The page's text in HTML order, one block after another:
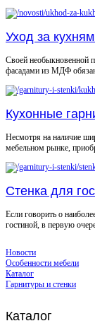
Уход за
Своей необыкновенной
фасадами из МДФ
Кухонные
Несмотря на наличие
мебельном рынке,
Стенка для
Если говорить о
гостиной, в первую
Новости
Особенности мебели
Каталог
Гарнитуры и стенки
Каталог